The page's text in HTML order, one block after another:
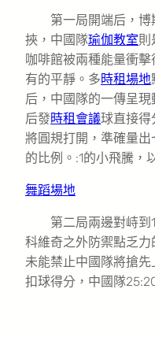
第一局開端后，
挾，中國隊瑜伽教室則
咖啡館被兩種能量衝
有的平靜。多時租場地
后，中國隊的一傳呈
后發時租會議球直接得
將圓規打開，準確量
的比例。:1的小飛騰，
舞蹈場地
第二局兩邊對峙
科維奇之外防禦點乏
未能禁止中國隊將搶
扣球得分，中國隊